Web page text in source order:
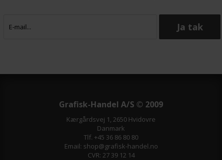
Grafisk-Handel A/S © 2009
Kærgårdsvej 1, 2650 Hvidovre
Danmark
Tlf. +45 36 86 80 80
Email: shop@grafisk-handel.no
CVR: 27 39 12 14